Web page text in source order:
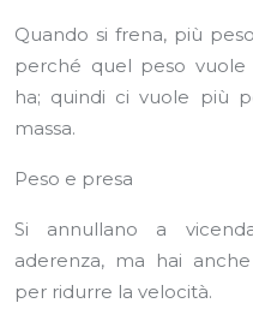
Quando si frena, più
perché quel peso
ha; quindi ci vuole più
massa.
Peso e presa
Si annullano a
aderenza, ma hai
per ridurre la velocità.